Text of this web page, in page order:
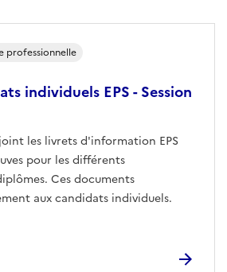
individuels EPS - Session
les livrets d'information EPS
pour les différents
Ces documents
aux candidats individuels.